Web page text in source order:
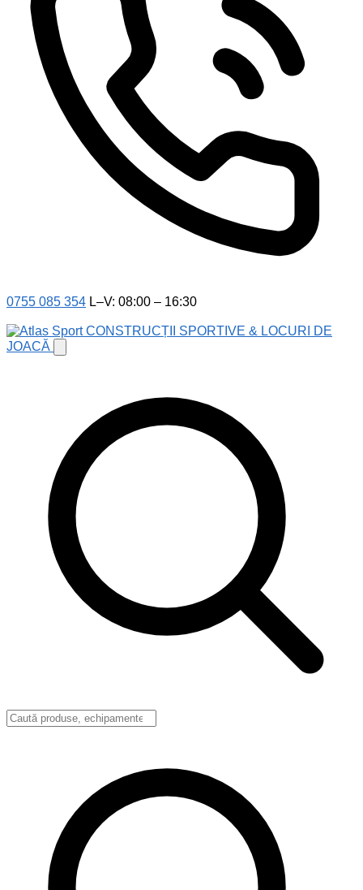
0755 085 354 L–V: 08:00 – 16:30
CONSTRUCȚII SPORTIVE & LOCURI DE
JOACĂ